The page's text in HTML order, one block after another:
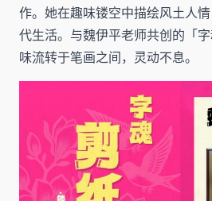
作。她在趣味镂空中描绘风土人
代生活。与魏伊平老师共创的「
味流转于笔画之间，灵动不息。